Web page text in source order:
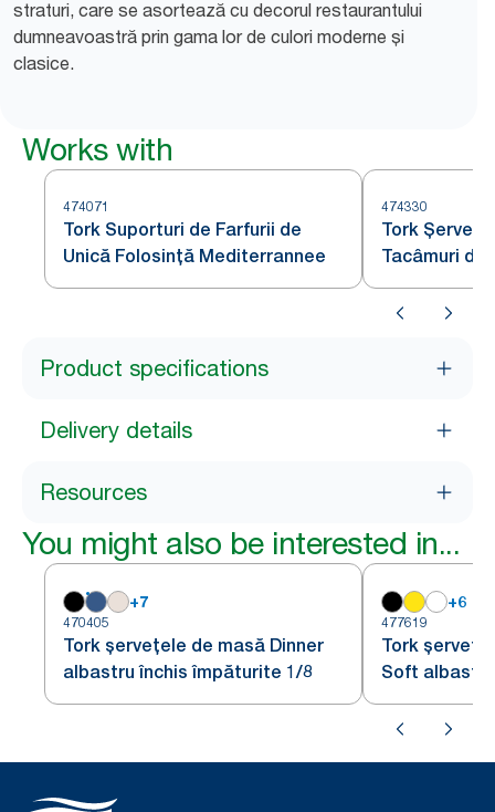
straturi, care se asortează cu decorul restaurantului
dumneavoastră prin gama lor de culori moderne și
clasice.
Works with
474071
Tork Suporturi de Farfurii de
Unică Folosință Mediterrannee
474330
Tork
Tacâmuri
Albastru
Product specifications
Delivery details
Resources
You might also be interested in...
+7
470405
Tork șervețele de masă Dinner
albastru închis împăturite 1/8
+6
477619
Tork
Soft
1/8